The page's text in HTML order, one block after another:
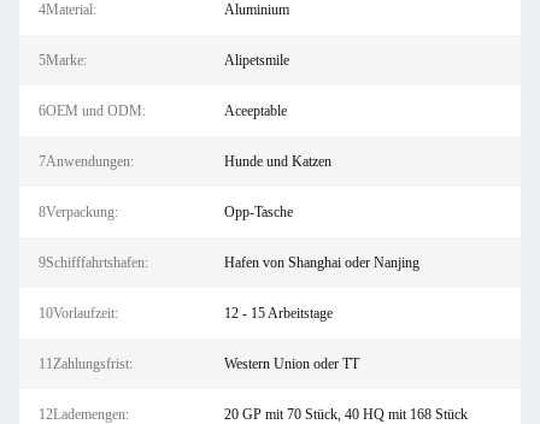
4Material: Aluminium
5Marke: Alipetsmile
6OEM und ODM: Aceeptable
7Anwendungen: Hunde und Katzen
8Verpackung: Opp-Tasche
9Schifffahrtshafen: Hafen von Shanghai oder Nanjing
10Vorlaufzeit: 12 - 15 Arbeitstage
11Zahlungsfrist: Western Union oder TT
12Lademengen: 20 GP mit 70 Stück, 40 HQ mit 168 Stück